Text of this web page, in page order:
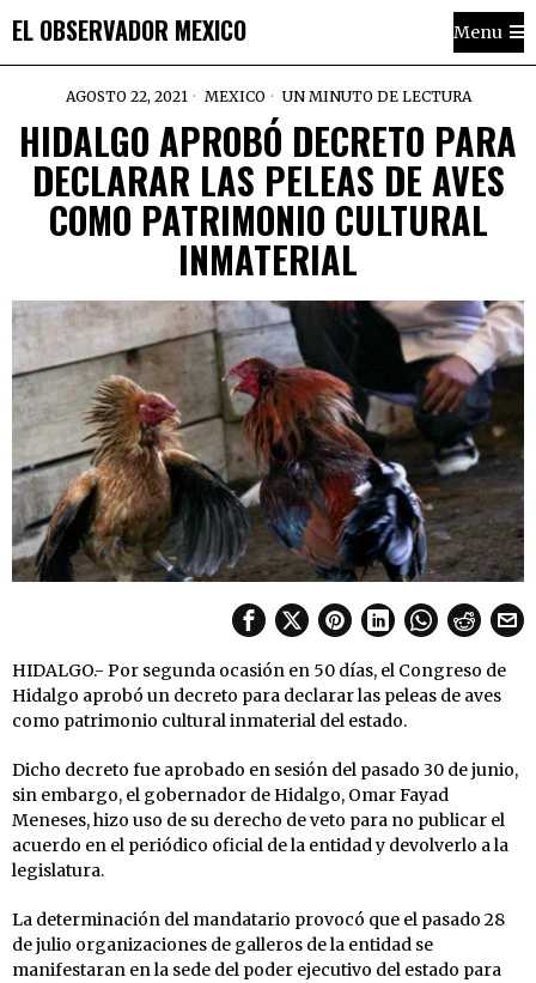
EL OBSERVADOR MEXICO Menu
AGOSTO 22, 2021 MEXICO UN MINUTO DE LECTURA
HIDALGO APROBÓ DECRETO PARA
DECLARAR LAS PELEAS DE AVES
COMO PATRIMONIO CULTURAL
INMATERIAL
HIDALGO.- Por segunda ocasión en 50 días, el Congreso de
Hidalgo aprobó un decreto para declarar las peleas de aves
como patrimonio cultural inmaterial del estado.
Dicho decreto fue aprobado en sesión del pasado 30 de junio,
sin embargo, el gobernador de Hidalgo, Omar Fayad
Meneses, hizo uso de su derecho de veto para no publicar el
acuerdo en el periódico oficial de la entidad y devolverlo a la
legislatura.
La determinación del mandatario provocó que el pasado 28
de julio organizaciones de galleros de la entidad se
manifestaran en la sede del poder ejecutivo del estado para